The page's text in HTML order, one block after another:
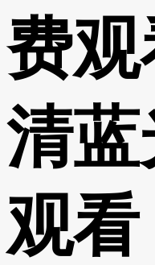
费
清
观看